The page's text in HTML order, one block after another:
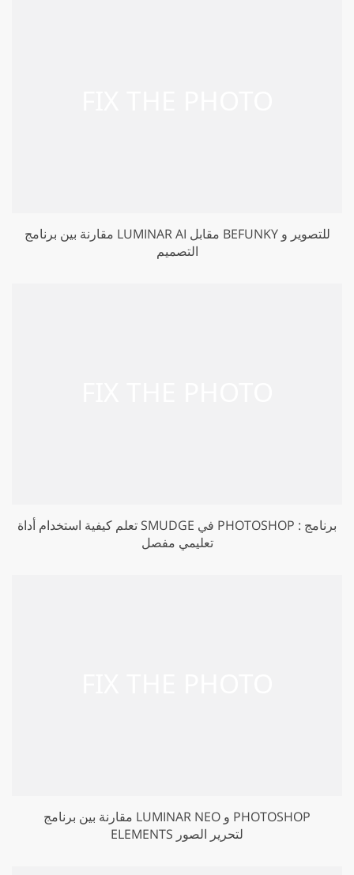
مقارنة بين برنامج LUMINAR AI مقابل BEFUNKY للتصوير و
التصميم
تعلم كيفية استخدام أداة SMUDGE في PHOTOSHOP : برنامج
تعليمي مفصل
مقارنة بين برنامج LUMINAR NEO و PHOTOSHOP
ELEMENTS لتحرير الصور